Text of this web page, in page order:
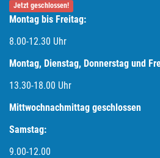
Jetzt geschlossen!
Montag bis Freitag:
8.00-12.30 Uhr
Montag, Dienstag, Donnerstag und
13.30-18.00 Uhr
Mittwochnachmittag geschlossen
Samstag:
9.00-12.00